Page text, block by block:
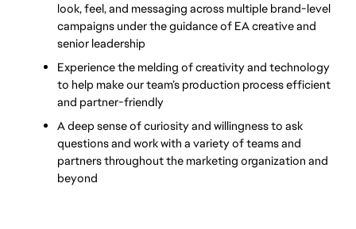
look, feel, and messaging across multiple brand-level
campaigns under the guidance of EA creative and
senior leadership
Experience the melding of creativity and technology
to help make our team’s production process efficient
and partner-friendly
A deep sense of curiosity and willingness to ask
questions and work with a variety of teams and
partners throughout the marketing organization and
beyond